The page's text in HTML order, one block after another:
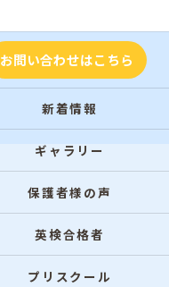
お問い合わせはこちら
新着情報
ギャラリー
保護者様の声
英検合格者
プリスクール